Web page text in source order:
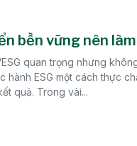
bền vững nên
quan trọng nhưng
hành ESG một cách thực
quả. Trong vài...